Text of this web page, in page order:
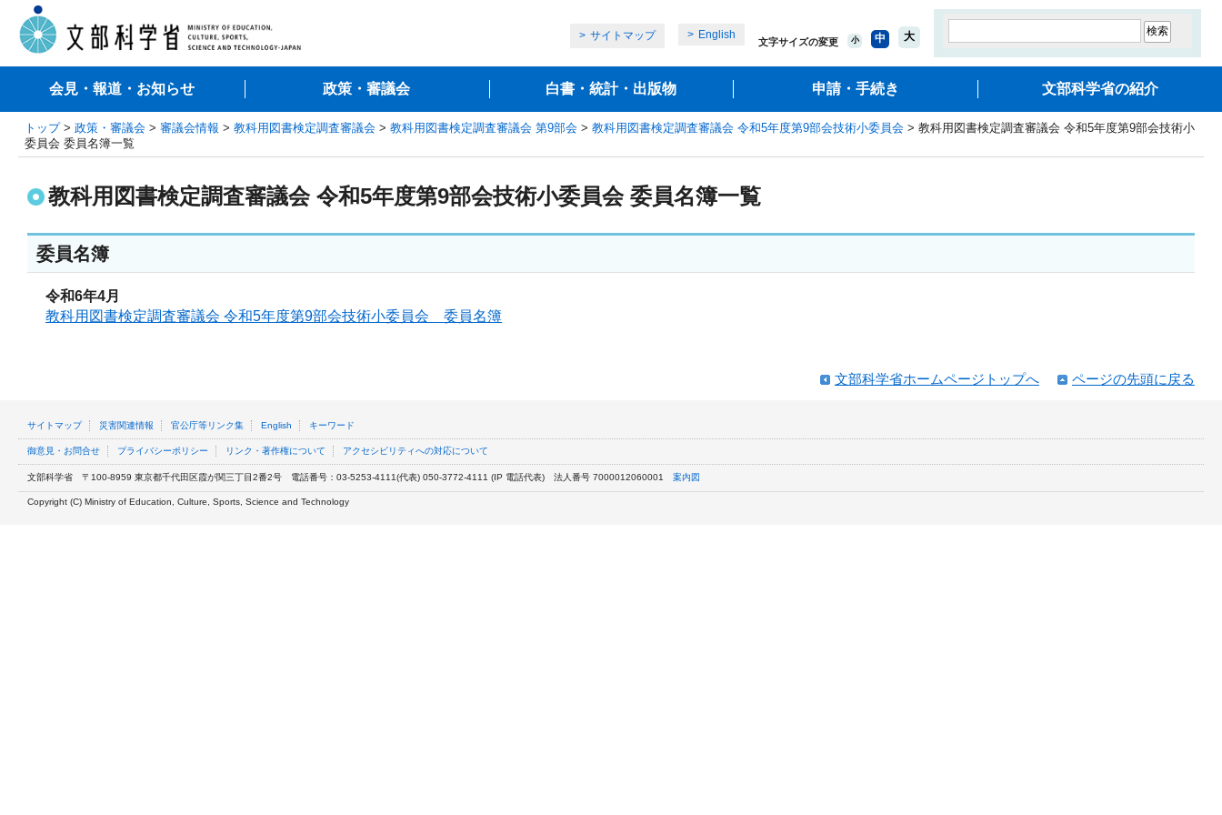
サイトマップ English
文字サイズの変更 小 中 大
会見・報道・お知らせ 政策・審議会 白書・統計・出版物 申請・手続き 文部科学省の紹介
トップ> 政策・審議会 > 審議会情報 > 教科用図書検定調査審議会 > 教科用図書検定調査審議会 第9部会 > 教科用図書検定調査審議会 令和5年度第9部会技術小委員会 > 教科用図書検定調査審議会 令和5年度第9部会技術小
委員会 委員名簿一覧
教科用図書検定調査審議会 令和5年度第9部会技術小委員会 委員名簿一覧
委員名簿
令和6年4月
教科用図書検定調査審議会 令和5年度第9部会技術小委員会 委員名簿
ページの先頭に戻る
文部科学省ホームページトップへ
サイトマップ 災害関連情報 官公庁等リンク集 English キーワード
御意見・お問合せ プライバシーポリシー リンク・著作権について アクセシビリティへの対応について
文部科学省 〒100-8959 東京都千代田区霞が関三丁目2番2号 電話番号：03-5253-4111(代表) 050-3772-4111 (IP 電話代表) 法人番号 7000012060001 案内図
Copyright (C) Ministry of Education, Culture, Sports, Science and Technology